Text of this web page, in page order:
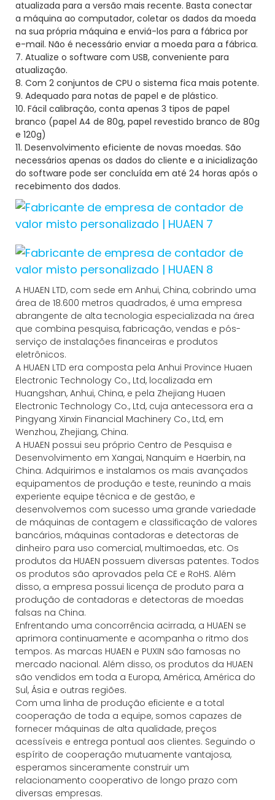
atualizada para a versão mais recente. Basta conectar
a máquina ao computador, coletar os dados da moeda
na sua própria máquina e enviá-los para a fábrica por
e-mail. Não é necessário enviar a moeda para a fábrica.
7. Atualize o software com USB, conveniente para
atualização.
8. Com 2 conjuntos de CPU o sistema fica mais potente.
9. Adequado para notas de papel e de plástico.
10. Fácil calibração, conta apenas 3 tipos de papel
branco (papel A4 de 80g, papel revestido branco de 80g
e 120g)
11. Desenvolvimento eficiente de novas moedas. São
necessários apenas os dados do cliente e a inicialização
do software pode ser concluída em até 24 horas após o
recebimento dos dados.
A HUAEN LTD, com sede em Anhui, China, cobrindo uma
área de 18.600 metros quadrados, é uma empresa
abrangente de alta tecnologia especializada na área
que combina pesquisa, fabricação, vendas e pós-
serviço de instalações financeiras e produtos
eletrônicos.
A HUAEN LTD era composta pela Anhui Province Huaen
Electronic Technology Co., Ltd, localizada em
Huangshan, Anhui, China, e pela Zhejiang Huaen
Electronic Technology Co., Ltd, cuja antecessora era a
Pingyang Xinxin Financial Machinery Co., Ltd, em
Wenzhou, Zhejiang, China.
A HUAEN possui seu próprio Centro de Pesquisa e
Desenvolvimento em Xangai, Nanquim e Haerbin, na
China. Adquirimos e instalamos os mais avançados
equipamentos de produção e teste, reunindo a mais
experiente equipe técnica e de gestão, e
desenvolvemos com sucesso uma grande variedade
de máquinas de contagem e classificação de valores
bancários, máquinas contadoras e detectoras de
dinheiro para uso comercial, multimoedas, etc. Os
produtos da HUAEN possuem diversas patentes. Todos
os produtos são aprovados pela CE e RoHS. Além
disso, a empresa possui licença de produto para a
produção de contadoras e detectoras de moedas
falsas na China.
Enfrentando uma concorrência acirrada, a HUAEN se
aprimora continuamente e acompanha o ritmo dos
tempos. As marcas HUAEN e PUXIN são famosas no
mercado nacional. Além disso, os produtos da HUAEN
são vendidos em toda a Europa, América, América do
Sul, Ásia e outras regiões.
Com uma linha de produção eficiente e a total
cooperação de toda a equipe, somos capazes de
fornecer máquinas de alta qualidade, preços
acessíveis e entrega pontual aos clientes. Seguindo o
espírito de cooperação mutuamente vantajosa,
esperamos sinceramente construir um
relacionamento cooperativo de longo prazo com
diversas empresas.